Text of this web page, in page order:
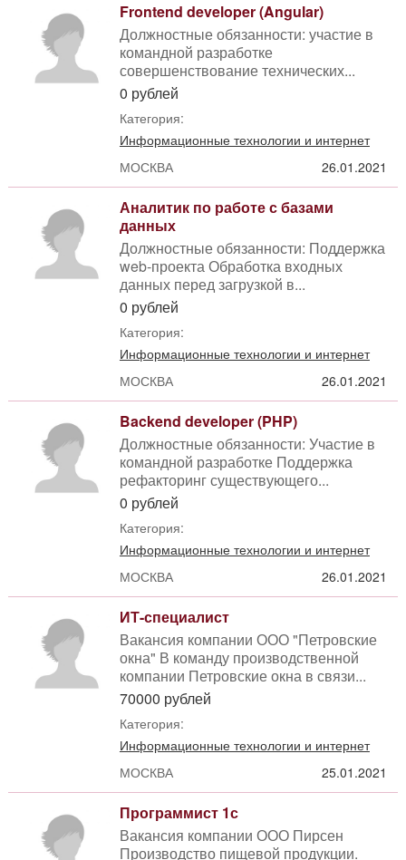
Frontend developer (Angular)
Должностные обязанности: участие в
командной разработке
совершенствование технических...
0 рублей
Категория:
Информационные технологии и интернет
МОСКВА
26.01.2021
Аналитик по работе с базами
данных
Должностные обязанности: Поддержка
web-проекта Обработка входных
данных перед загрузкой в...
0 рублей
Категория:
Информационные технологии и интернет
МОСКВА
26.01.2021
Backend developer (PHP)
Должностные обязанности: Участие в
командной разработке Поддержка
рефакторинг существующего...
0 рублей
Категория:
Информационные технологии и интернет
МОСКВА
26.01.2021
ИТ-специалист
Вакансия компании ООО "Петровские
окна" В команду производственной
компании Петровские окна в связи...
70000 рублей
Категория:
Информационные технологии и интернет
МОСКВА
25.01.2021
Программист 1с
Вакансия компании ООО Пирсен
Производство пищевой продукции.